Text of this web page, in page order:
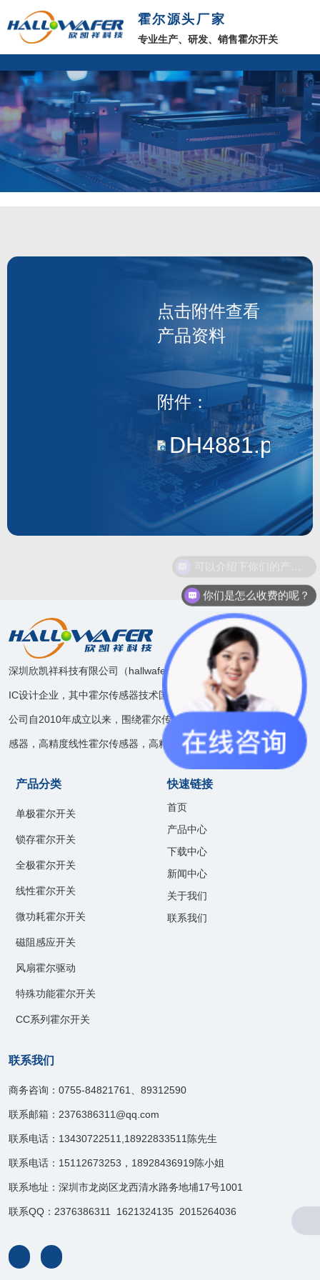
霍尔源头厂家
专业生产、研发、销售霍尔开关
点击附件查看
产品资料
附件：
DH4881.pdf
深圳欣凯祥科技有限公司（hallwafer），是一家模拟和混合信号
IC设计企业，其中霍尔传感器技术国内领先。
公司自2010年成立以来，围绕霍尔传感器技术开发了速度位置传
感器，高精度线性霍尔传感器，高精度电流传感器等产品线。
产品分类
单极霍尔开关
锁存霍尔开关
全极霍尔开关
线性霍尔开关
微功耗霍尔开关
磁阻感应开关
风扇霍尔驱动
特殊功能霍尔开关
CC系列霍尔开关
快速链接
首页
产品中心
下载中心
新闻中心
关于我们
联系我们
联系我们
商务咨询：0755-84821761、89312590
联系邮箱：2376386311@qq.com
联系电话：13430722511,18922833511陈先生
联系电话：15112673253，18928436919陈小姐
联系地址：深圳市龙岗区龙西清水路务地埔17号1001
联系QQ：2376386311 1621324135 2015264036
你们是怎么收费的呢？